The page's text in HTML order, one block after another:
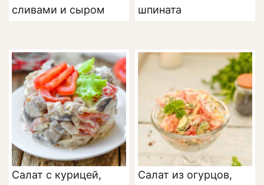
сливами и сыром
шпината
Салат с курицей,
Салат из огурцов,